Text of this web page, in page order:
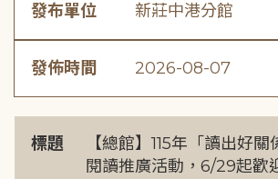
發布單位 新莊中港分館
發佈時間 2026-08-07
標題
【總館】115年「讀出好
閱讀推廣活動，6/29起歡